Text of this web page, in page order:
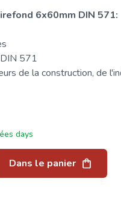
6x60mm DIN 571:
571
de la construction, de
days
Dans le panier